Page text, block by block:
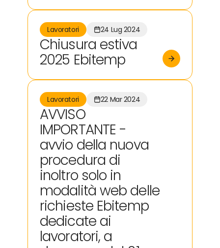
Lavoratori 24 Lug 2024
Chiusura estiva
2025 Ebitemp
Lavoratori 22 Mar 2024
AVVISO
IMPORTANTE -
avvio della nuova
procedura di
inoltro solo in
modalità web delle
richieste Ebitemp
dedicate ai
lavoratori, a